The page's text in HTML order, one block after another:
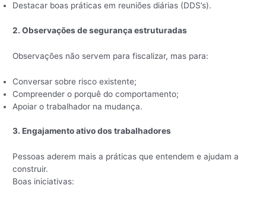
Destacar boas práticas em reuniões diárias (DDS’s).
2. Observações de segurança estruturadas
Observações não servem para fiscalizar, mas para:
Conversar sobre risco existente;
Compreender o porquê do comportamento;
Apoiar o trabalhador na mudança.
3. Engajamento ativo dos trabalhadores
Pessoas aderem mais a práticas que entendem e ajudam a
construir.
Boas iniciativas: